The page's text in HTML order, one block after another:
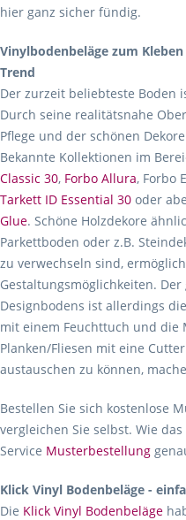
hier ganz sicher fündig.
Vinylbodenbeläge zum
Trend
Der zurzeit beliebteste Boden
Durch seine realitätsnahe
Pflege und der schönen
Bekannte Kollektionen im
Classic 30, Forbo Allura, Forbo
Tarkett ID Essential 30 oder
Glue. Schöne Holzdekore
Parkettboden oder z.B.
zu verwechseln sind,
Gestaltungsmöglichkeiten.
Designbodens ist allerdings
mit einem Feuchttuch und die
Planken/Fliesen mit eine
austauschen zu können,
Bestellen Sie sich kostenlose
vergleichen Sie selbst. Wie
Service Musterbestellung
Klick Vinyl Bodenbeläge -
Die Klick Vinyl Bodenbeläge